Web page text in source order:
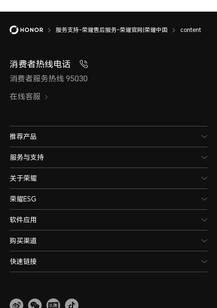
服务支持-荣耀售后服务-荣耀官网|荣耀中国 content
消费者热线电话
消费者服务热线 95030
在线客服
推荐产品
服务与支持
关于荣耀
荣耀ESG
软件应用
购买渠道
快速链接